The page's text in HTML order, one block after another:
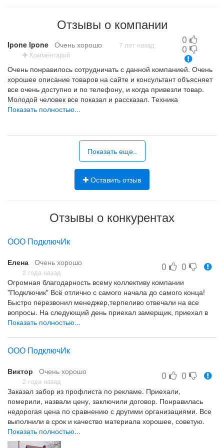
Композитно-полимерные газовые баллоны и доп
Сварочное оборудование
Садовый инвентарь
Отзывы о компании
Ipone Ipone Очень хорошо
7 лет назад
Комментарий
0
0
Очень понравилось сотрудничать с данной компанией. Очень
хорошее описание товаров на сайте и консультант объясняет
все очень доступно и по телефону, и когда привезли товар.
Молодой человек все показал и рассказал. Техника
соответствует заявленным параметрам. Всем рекомендую
Показать полностью...
Показать еще..
Оставить отзыв
Отзывы о конкурентах
ООО ПодключИк
Елена Очень хорошо
2 года назад 0 0
Огромная благодарность всему коллективу компании
"Подключик" Всё отлично с самого начала до самого конца!
Быстро перезвонил менеджер,терпеливо отвечали на все
вопросы. На следующий день приехал замерщик, приехал в
то время, которое было оговорено,заранее отзвонился. На
монтажа отзвонились, всё уточнили. В день монтажа приехали
выслушали мои пожелания,сохранили куст колючего
боярышника рядом с забором. Вообще очень вежливые и
тактичные люди. Забор из евро-штакетника 22 метра возвели
за день. При этом был сложный демонтаж старого забора.
Забор получился - загляденье,все спрашивают, что за фирма
устанавливала)). Большое спасибо! Желаю всему коллективу
здоровья и процветания!
Показать полностью...
ООО ПодключИк
Виктор Очень хорошо
2 года назад 0 0
Заказал забор из профлиста по рекламе. Приехали,
померили, назвали цену, заключили договор. Понравилась
недорогая цена по сравнению с другими организациями. Все
выполнили в срок и качество материала хорошее, советую.
Пунктуальность, аккуратность, вежливость, цены
Все хорошо
Показать полностью...